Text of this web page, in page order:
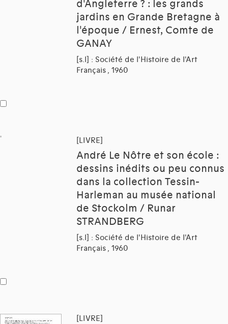
d'Angleterre ? : les grands
jardins en Grande Bretagne à
l'époque / Ernest, Comte de
GANAY
[s.l] : Société de l'Histoire de l'Art
Français , 1960
[LIVRE]
André Le Nôtre et son école :
dessins inédits ou peu connus
dans la collection Tessin-
Harleman au musée national
de Stockolm / Runar
STRANDBERG
[s.l] : Société de l'Histoire de l'Art
Français , 1960
[LIVRE]